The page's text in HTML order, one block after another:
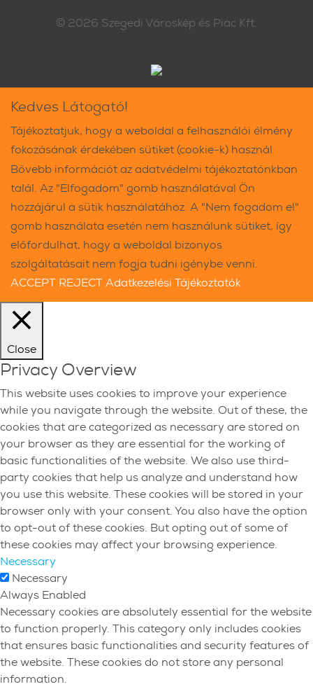
© 2026 Szegedi Városkép és Piac Kft.
Kedves Látogató!
Tájékoztatjuk, hogy a weboldal a felhasználói élmény
fokozásának érdekében sütiket (cookie-k) használ.
Bővebb információt az adatvédelmi tájékoztatónkban
talál. Az "Elfogadom" gomb használatával Ön
hozzájárul a sütik használatához. A "Nem fogadom el"
gomb használata esetén nem használunk sütiket, így
előfordulhat, hogy a weboldal bizonyos
szolgáltatásait nem fogja tudni igénybe venni.
ACCEPT REJECTAdatkezelési Tájékoztatók
Close
Privacy Overview
This website uses cookies to improve your experience
while you navigate through the website. Out of these, the
cookies that are categorized as necessary are stored on
your browser as they are essential for the working of
basic functionalities of the website. We also use third-
party cookies that help us analyze and understand how
you use this website. These cookies will be stored in your
browser only with your consent. You also have the option
to opt-out of these cookies. But opting out of some of
these cookies may affect your browsing experience.
Necessary
Necessary
Always Enabled
Necessary cookies are absolutely essential for the website
to function properly. This category only includes cookies
that ensures basic functionalities and security features of
the website. These cookies do not store any personal
information.